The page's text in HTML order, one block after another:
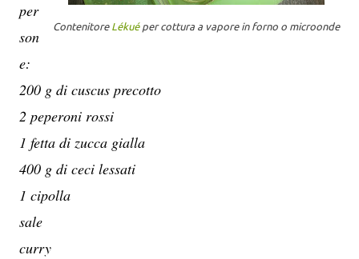
Contenitore Lékuéper cottura a vapore in forno o microonde
per
son
e:
200 g di cuscus precotto
2 peperoni rossi
1 fetta di zucca gialla
400 g di ceci lessati
1 cipolla
sale
curry